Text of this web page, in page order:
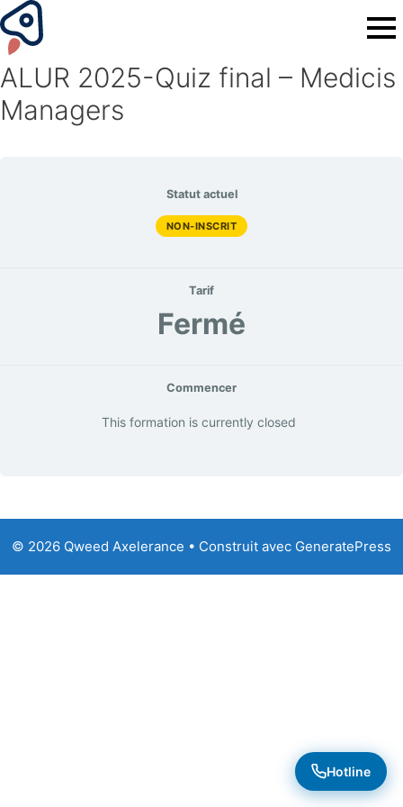
ALUR 2025-Quiz final – Medicis
Managers
Statut actuel
NON-INSCRIT
Tarif
Fermé
Commencer
This formation is currently closed
© 2026 Qweed Axelerance • Construit avec GeneratePress
Hotline